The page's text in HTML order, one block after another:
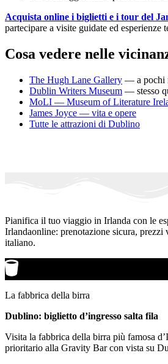
Acquista online i biglietti e i tour del
partecipare a visite guidate ed esperienze
Cosa vedere nelle
The Hugh Lane Gallery — a pochi
Dublin Writers Museum — stesso
MoLI — Museum of Literature
James Joyce — vita e opere
Tutte le attrazioni di Dublino
Pianifica il tuo viaggio in Irlanda con le
Irlandaonline: prenotazione sicura, prezzi
italiano.
La fabbrica della birra
Dublino: biglietto d’ingresso salta fila
Visita la fabbrica della birra più famosa
prioritario alla Gravity Bar con vista su